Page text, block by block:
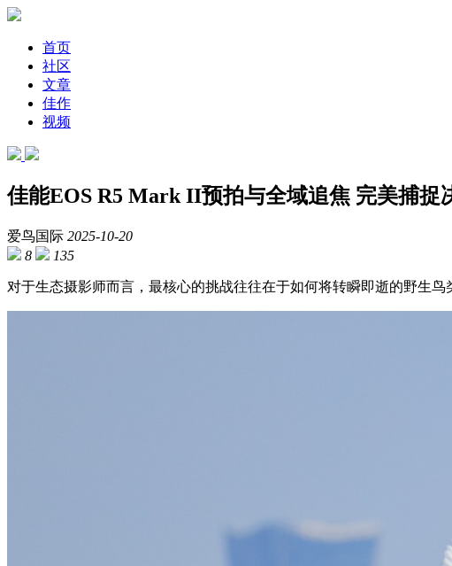
首页
社区
文章
佳作
视频
佳能EOS R5 Mark II预拍与全域追焦 完美捕捉
爱鸟国际 2025-10-20
8
135
对于生态摄影师而言，最核心的挑战往往在于如何将转瞬即逝的野生